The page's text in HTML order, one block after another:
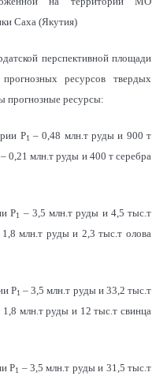
Саха (Якутия)
перспективной площади
ресурсов твердых
прогнозные ресурсы:
Р1 – 0,48 млн.т руды и 900 т
0,21 млн.т руды и 400 т серебра
Р1 – 3,5 млн.т руды и 4,5 тыс.т
млн.т руды и 2,3 тыс.т олова
Р1 – 3,5 млн.т руды и 33,2 тыс.т
млн.т руды и 12 тыс.т свинца
Р1 – 3,5 млн.т руды и 31,5 тыс.т